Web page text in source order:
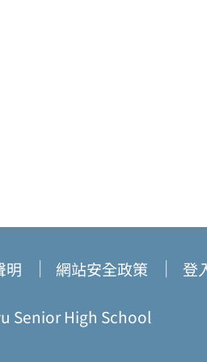
明 網站安全政策 登
Senior High School